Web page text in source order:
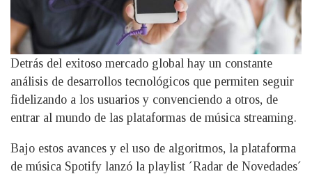
Detrás del exitoso mercado global hay un constante
análisis de desarrollos tecnológicos que permiten seguir
fidelizando a los usuarios y convenciendo a otros, de
entrar al mundo de las plataformas de música streaming.
Bajo estos avances y el uso de algoritmos, la plataforma
de música Spotify lanzó la playlist ´Radar de Novedades´